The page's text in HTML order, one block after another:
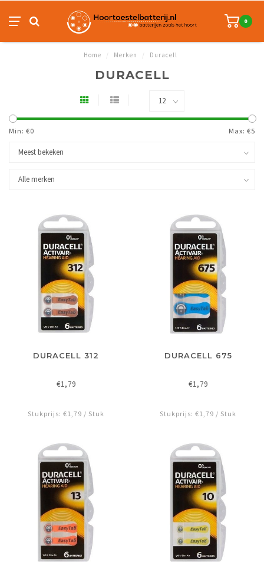
0
Home Merken Duracell
DURACELL
Min: €0 Max: €5
DURACELL 312
€1,79
Stukprijs: €1,79 / Stuk
DURACELL 675
€1,79
Stukprijs: €1,79 / Stuk